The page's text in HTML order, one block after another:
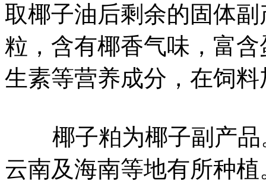
取椰子油后剩余的固体
粒，含有椰香气味，富
生素等营养成分，在饲
椰子粕为椰子副产品
云南及海南等地有所种